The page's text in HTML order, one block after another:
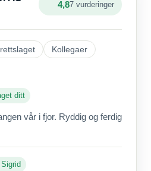
4,87 vurderinger
Kollegaer
ditt
vår i fjor. Ryddig og ferdig